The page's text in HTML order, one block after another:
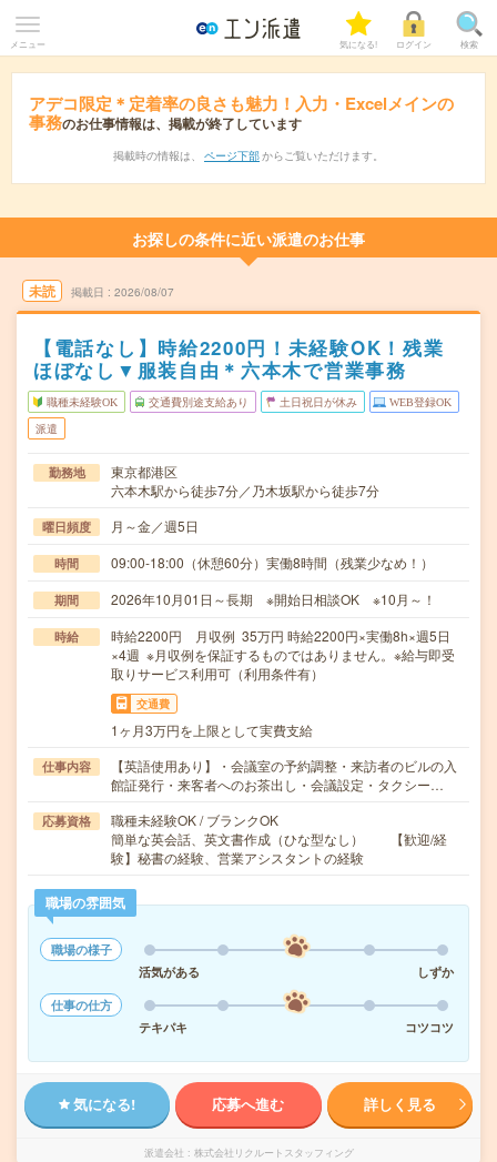
メニュー 気になる! ログイン 検索
アデコ限定＊定着率の良さも魅力！入力・Excelメインの
事務のお仕事情報は、掲載が終了しています
掲載時の情報は、 ページ下部 からご覧いただけます。
お探しの条件に近い派遣のお仕事
未読 掲載日 2026/08/07
【電話なし】時給2200円！未経験OK！残業
ほぼなし▼服装自由＊六本木で営業事務
職種未経験OK 交通費別途支給あり 土日祝日が休み WEB登録OK
派遣
勤務地
東京都港区
六本木駅から徒歩7分／乃木坂駅から徒歩7分
曜日頻度 月～金／週5日
時間 09:00-18:00（休憩60分）実働8時間（残業少なめ！）
期間 2026年10月01日～長期 ※開始日相談OK ※10月～！
時給
時給2200円 月収例 35万円 時給2200円×実働8h×週5日
×4週 ※月収例を保証するものではありません。※給与即受
取りサービス利用可（利用条件有）
交通費
1ヶ月3万円を上限として実費支給
仕事内容
【英語使用あり】・会議室の予約調整・来訪者のビルの入
館証発行・来客者へのお茶出し・会議設定・タクシー…
応募資格
職種未経験OK / ブランクOK
簡単な英会話、英文書作成（ひな型なし） 【歓迎/経
験】秘書の経験、営業アシスタントの経験
職場の雰囲気
職場の様子
活気がある
しずか
仕事の仕方
テキパキ
コツコツ
気になる! 応募へ進む 詳しく見る
派遣会社 株式会社リクルートスタッフィング